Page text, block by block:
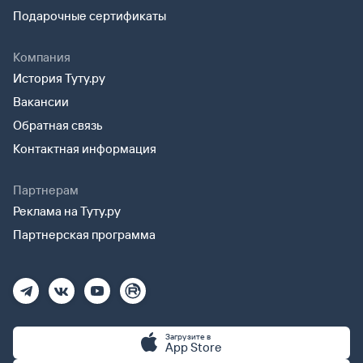
Подарочные сертификаты
Компания
История Туту.ру
Вакансии
Обратная связь
Контактная информация
Партнерам
Реклама на Туту.ру
Партнерская программа
Загрузите в
App Store